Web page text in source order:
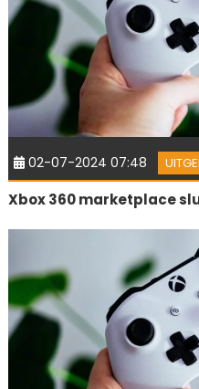
02-07-2024 07:48
Xbox 360 marketplace